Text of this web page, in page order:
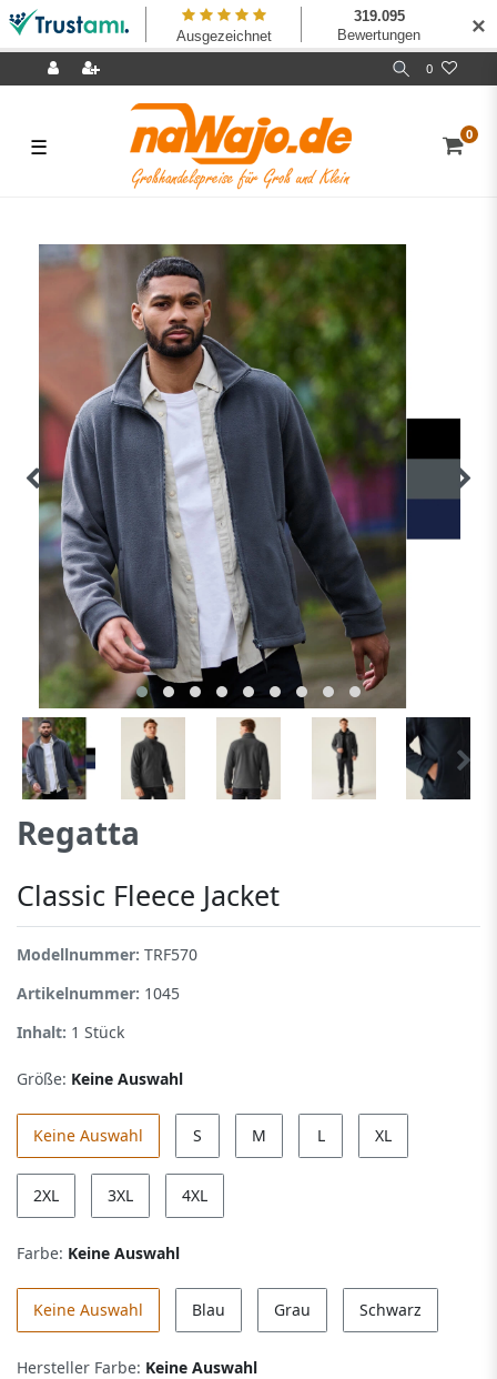
0
☰ 0
Regatta
Classic Fleece Jacket
Modellnummer: TRF570
Artikelnummer: 1045
Inhalt: 1 Stück
Größe: Keine Auswahl
Keine Auswahl S M L XL
2XL 3XL 4XL
Farbe: Keine Auswahl
Keine Auswahl Blau Grau Schwarz
Hersteller Farbe: Keine Auswahl
✕